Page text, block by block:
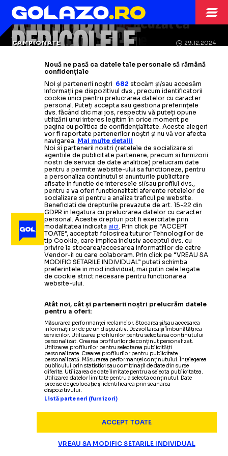
CHATGPT
CHATGPT
Ovidiu Burcă folosește
inteligența artificială
pregătirea echipei: „Am primit
sugestii destul de bune”
Citește mai mult
Antrenorul spaniol,acuzat că
făcea echipa, stabilea
transferurile și planifica
deplasările cu ajutorul inteligenței
artificiale
Citește mai mult
MESAJE ANALIZATE
CU CHATGPT
Reprezentanții Jandarmerieiau
cerut „aprobarea”inteligenței
artificiale, înainte de Farul-FCSB:
banner patriotic sau legionar?
Citește mai mult
AJUTORUL
CHATGPT
Un fost jucător al lui Manchester
United a obținutun contract mai
folosind inteligența artificială
Citește mai mult
ALTE SPORTURI 08.09.2025
PERICOLELE
INTELIGENȚEI
ARTIFICIALE
Două persoane, salvate cu
elicopterul după ce au urmat un
traseu recomandat de ChatGPT
Citește mai mult
CAMPIONATE 29.12.2024
CHAT GPT ÎL AJUTĂ
PE GUARDIOLA
Opt sugestii de la inteligența
artificialăpentru a o scoate din
criză pe Manchester City
Citește mai mult
Termeni și condiții
Politica de confidențialitate
Modifică Setările
Contact
Nouă ne pasă ca datele tale personale să rămână
confidențiale
Noi și partenerii noștri 682 stocăm și/sau accesăm
informații pe dispozitivul dvs., precum identificatorii
cookie unici pentru prelucrarea datelor cu caracter
personal. Puteți accepta sau gestiona preferințele
dvs. făcând clic mai jos, respectiv vă puteți opune
utilizării unui interes legitim în orice moment pe
pagina cu politica de confidențialitate. Aceste alegeri
vor fi raportate partenerilor noștri și nu vă vor afecta
navigarea. Mai multe detalii
Noi si partenerii nostri (retelele de socializare si
agentiile de publicitate partenere, precum si furnizorii
nostri de servicii de date analitice) prelucram date
pentru a permite website-ului sa functioneze, pentru
a personaliza continutul si anunturile publicitare
afisate in functie de interesele si/sau profilul dvs.,
pentru a va oferi functionalitati aferente retelelor de
socializare si pentru a analiza traficul pe website.
Beneficiati de drepturile prevazute de art. 15-22 din
GDPR in legatura cu prelucrarea datelor cu caracter
personal. Aceste drepturi pot fi exercitate prin
modalitatea indicataaici . Prin click pe “ACCEPT
TOATE”, acceptati folosirea tuturor Tehnologiilor de
tip Cookie, care implica inclusiv acceptul dvs. cu
privire la stocarea/accesarea informatiilor de catre
Vendor-ii cu care colaboram. Prin click pe “VREAU SA
MODIFIC SETARILE INDIVIDUAL” puteti schimba
preferintele in mod individual, mai putin cele legate
de cookie strict necesare pentru functionarea
website-ului.
Atât noi, cât și partenerii noștri prelucrăm datele
pentru a oferi:
Măsurarea performanței reclamelor. Stocarea și/sau accesarea
informațiilor de pe un dispozitiv. Dezvoltarea și îmbunătățirea
serviciilor. Utilizarea profilurilor pentru selectarea conținutului
personalizat. Crearea profilurilor de conținut personalizat.
Utilizarea profilurilor pentru selectarea publicității
personalizate. Crearea profilurilor pentru publicitate
personalizată. Măsurarea performanței conținutului. Înțelegerea
publicului prin statistici sau combinații de date din surse
diferite. Utilizarea de date limitate pentru a selecta publicitatea.
Utilizarea datelor limitate pentru a selecta conținutul. Date
precise de geolocație și identificarea prin scanarea
dispozitivului.
Listă parteneri (furnizori)
ACCEPT TOATE
VREAU SA MODIFIC SETARILE INDIVIDUAL